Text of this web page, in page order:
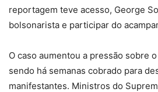
reportagem teve acesso, George
bolsonarista e participar do
O caso aumentou a pressão sobre
sendo há semanas cobrado para
manifestantes. Ministros do